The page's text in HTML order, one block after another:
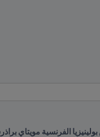
بولينيزيا الفرنسية مويتاي